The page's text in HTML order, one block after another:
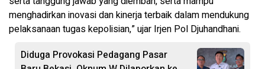
menghadirkan inovasi dan kinerja terbaik dalam mendukung
pelaksanaan tugas kepolisian,” ujar Irjen Pol Djuhandhani.
Diduga Provokasi Pedagang Pasar